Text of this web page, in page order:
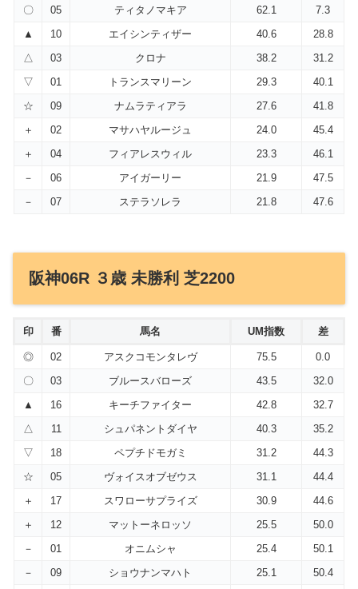
〇
05 ティタノマキア 62.1
7.3
▲
10 エイシンティザー 40.6
28.8
△
03 クロナ 38.2
31.2
▽
01 トランスマリーン 29.3
40.1
☆
09 ナムラティアラ 27.6
41.8
＋
02 マサハヤルージュ 24.0
45.4
＋
04 フィアレスウィル 23.3
46.1
－
06 アイガーリー 21.9
47.5
－
07 ステラソレラ 21.8 47.6
阪神06R ３歳 未勝利 芝2200
印 番 馬名 UM指数 差
◎ 02 アスクコモンタレヴ 75.5
0.0
〇
03 ブルースバローズ 43.5
32.0
▲
16 キーチファイター 42.8
32.7
△
11 シュパネントダイヤ 40.3
35.2
▽
18 ペプチドモガミ 31.2
44.3
☆
05 ヴォイスオブゼウス 31.1
44.4
＋
17 スワローサプライズ 30.9
44.6
＋
12 マットーネロッソ 25.5
50.0
－
01 オニムシャ 25.4
50.1
－
09 ショウナンマハト 25.1
50.4